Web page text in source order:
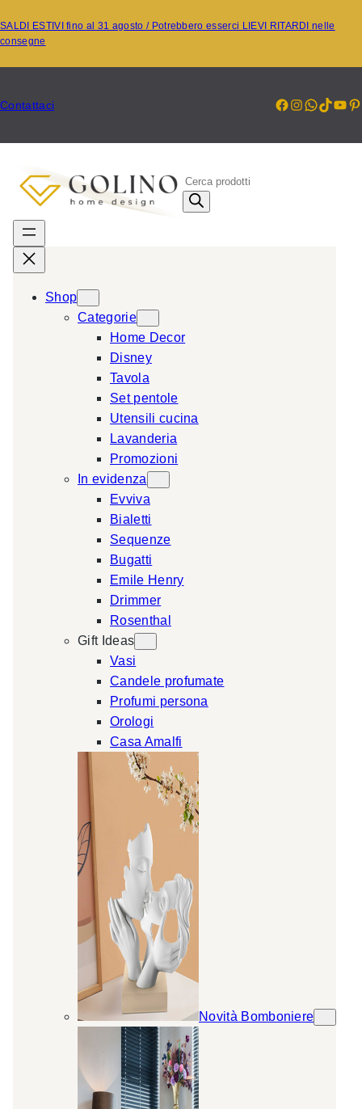
al
contenuto
SALDI ESTIVI fino al 31 agosto / Potrebbero esserci LIEVI RITARDI nelle
consegne
Contattaci Facebook
P
s
c
Shop
Categorie
Home Decor
Disney
Tavola
Set pentole
Utensili cucina
Lavanderia
Promozioni
In evidenza
Evviva
Bialetti
Sequenze
Bugatti
Emile Henry
Drimmer
Rosenthal
Gift Ideas
Vasi
Candele profumate
Profumi persona
Orologi
Casa Amalfi
Novità Bomboniere